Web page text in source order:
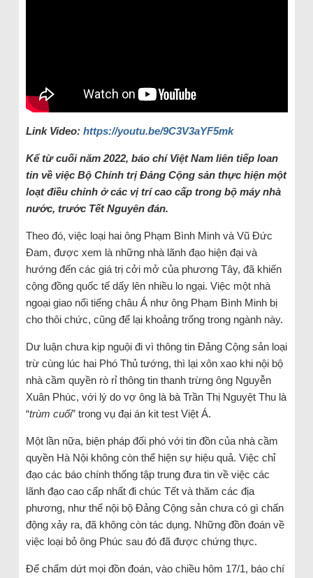
Link Video: https://youtu.be/9C3V3aYF5mk
Kể từ cuối năm 2022, báo chí Việt Nam liên tiếp loan
tin về việc Bộ Chính trị Đảng Cộng sản thực hiện một
loạt điều chỉnh ở các vị trí cao cấp trong bộ máy nhà
nước, trước Tết Nguyên đán.
Theo đó, việc loại hai ông Phạm Bình Minh và Vũ Đức
Đam, được xem là những nhà lãnh đạo hiện đại và
hướng đến các giá trị cởi mở của phương Tây, đã khiến
cộng đồng quốc tế dấy lên nhiều lo ngại. Việc một nhà
ngoại giao nổi tiếng châu Á như ông Phạm Bình Minh bị
cho thôi chức, cũng để lại khoảng trống trong ngành này.
Dư luận chưa kịp nguội đi vì thông tin Đảng Cộng sản loại
trừ cùng lúc hai Phó Thủ tướng, thì lại xôn xao khi nội bộ
nhà cầm quyền rò rỉ thông tin thanh trừng ông Nguyễn
Xuân Phúc, với lý do vợ ông là bà Trần Thị Nguyệt Thu là
“trùm cuối” trong vụ đại án kit test Việt Á.
Một lần nữa, biện pháp đối phó với tin đồn của nhà cầm
quyền Hà Nội không còn thể hiện sự hiệu quả. Việc chỉ
đạo các báo chính thống tập trung đưa tin về việc các
lãnh đạo cao cấp nhất đi chúc Tết và thăm các địa
phương, như thể nội bộ Đảng Cộng sản chưa có gì chấn
động xảy ra, đã không còn tác dụng. Những đồn đoán về
việc loại bỏ ông Phúc sau đó đã được chứng thực.
Để chấm dứt mọi đồn đoán, vào chiều hôm 17/1, báo chí